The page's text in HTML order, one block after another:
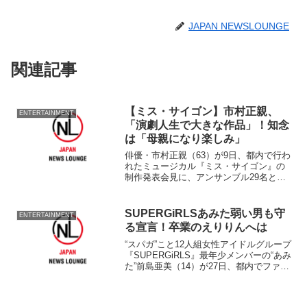
JAPAN NEWSLOUNGE
関連記事
ENTERTAINMENT
【ミス・サイゴン】市村正親、
「演劇人生で大きな作品」！知念
は「母親になり楽しみ」
俳優・市村正親（63）が9日、都内で行わ
れたミュージカル『ミス・サイゴン』の
制作発表会見に、アンサンブル29名と他
年の歴史上初という1年6ヶ月のロングラ
ンを記...
ENTERTAINMENT
SUPERGiRLSあみた弱い男も守
る宣言！卒業のえりりんへは
“スパガ”こと12人組女性アイドルグループ
『SUPERGiRLS』最年少メンバーの“あみ
た”前島亜美（14）が27日、都内でファー